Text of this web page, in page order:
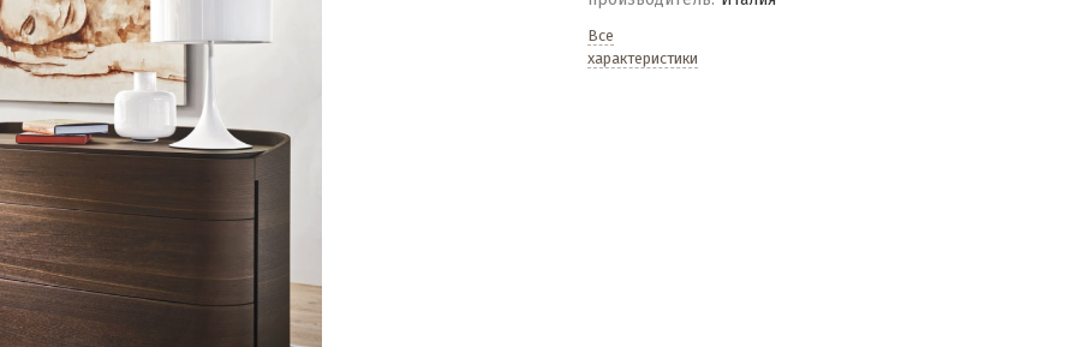
Все
характеристики